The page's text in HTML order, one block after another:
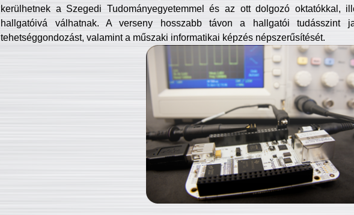
kerülhetnek a Szegedi Tudományegyetemmel és az ott dolgozó oktatókkal,
hallgatóivá válhatnak. A verseny hosszabb távon a hallgatói tudásszint
tehetséggondozást, valamint a műszaki informatikai képzés népszerűsítését.